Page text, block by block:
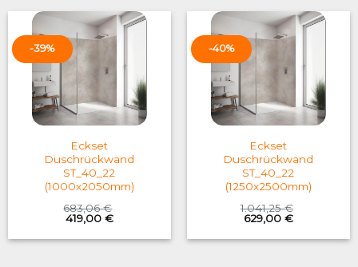
-39%
Eckset
Duschrückwand
ST_40_22
(1000x2050mm)
683,06€
Original
price
was:
419,00 €Current
is:
-40%
Eckset
Duschrückwand
ST_40_22
(1250x2500mm)
1.041,25€
Original
price
was:
629,00 €Current
is: